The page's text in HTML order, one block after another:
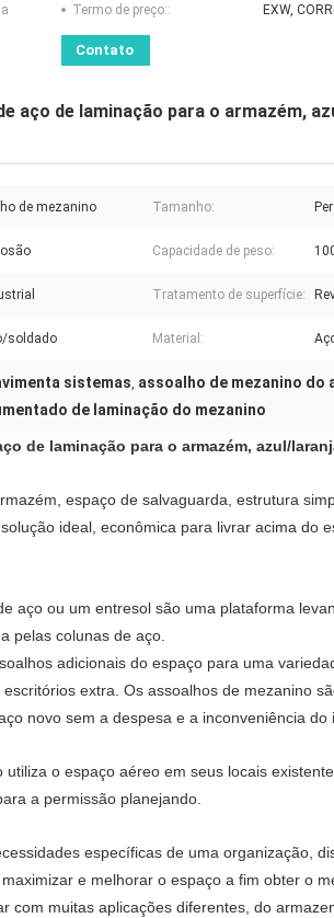
Termo de preço::
EXW,
Contato
aço de laminação para o armazém,
de mezanino Tamanho:
Capacidade de peso:
Tratamento de superfície:
soldado Material:
sistemas, assoalho de mezanino do
de laminação do mezanino
de laminação para o armazém, azul/
espaço de salvaguarda, estrutura
ideal, econômica para livrar acima do
aço ou um entresol são uma plataforma
pelas colunas de aço.
adicionais do espaço para uma
extra. Os assoalhos de mezanino
novo sem a despesa e a inconveniência do
o espaço aéreo em seus locais
a permissão planejando.
específicas de uma organização,
e melhorar o espaço a fim obter o
com muitas aplicações diferentes, do